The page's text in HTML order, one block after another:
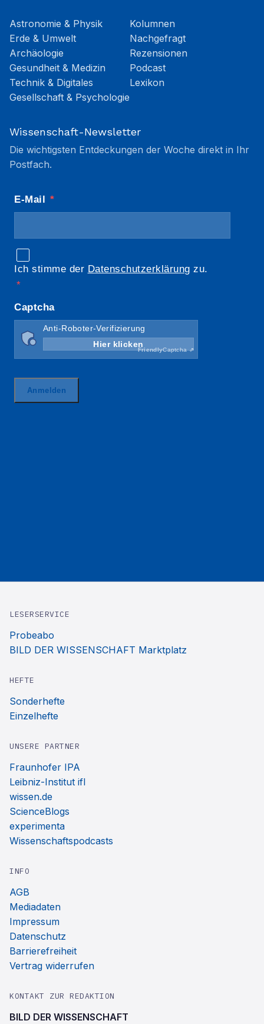
Astronomie & Physik
Erde & Umwelt
Archäologie
Gesundheit & Medizin
Technik & Digitales
Gesellschaft & Psychologie
Kolumnen
Nachgefragt
Rezensionen
Podcast
Lexikon
Wissenschaft-Newsletter
Die wichtigsten Entdeckungen der Woche direkt in Ihr
Postfach.
LESERSERVICE
Probeabo
BILD DER WISSENSCHAFT Marktplatz
HEFTE
Sonderhefte
Einzelhefte
UNSERE PARTNER
Fraunhofer IPA
Leibniz-Institut ifl
wissen.de
ScienceBlogs
experimenta
Wissenschaftspodcasts
INFO
AGB
Mediadaten
Impressum
Datenschutz
Barrierefreiheit
Vertrag widerrufen
KONTAKT ZUR REDAKTION
BILD DER WISSENSCHAFT